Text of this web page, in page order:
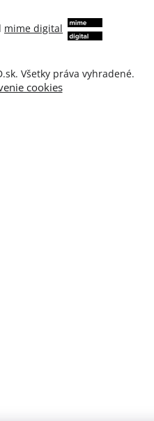
mime digital
. Všetky práva vyhradené.
cookies